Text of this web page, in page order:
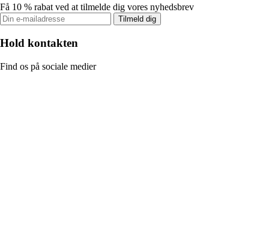
Få 10 % rabat ved at tilmelde dig vores nyhedsbrev
Tilmeld dig
Hold kontakten
Find os på sociale medier